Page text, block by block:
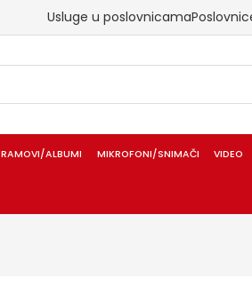
Usluge u poslovnicama
RAMOVI/ALBUMI MIKROFONI/SNIMAČI VIDEO